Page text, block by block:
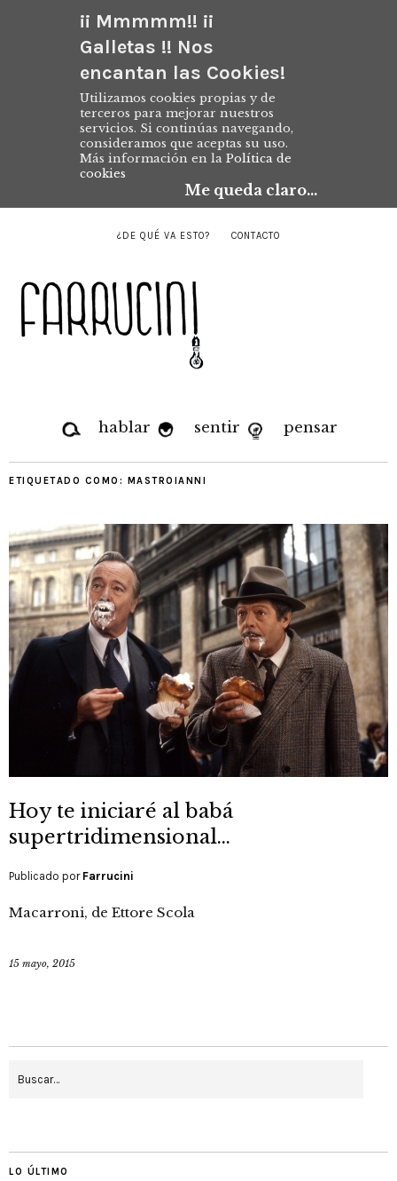
¡¡ Mmmmm!! ¡¡
Galletas !! Nos
encantan las Cookies!
Utilizamos cookies propias y de
terceros para mejorar nuestros
servicios. Si continúas navegando,
consideramos que aceptas su uso.
Más información en la Política de
cookies
Me queda claro...
¿DE QUÉ VA ESTO? CONTACTO
hablar sentir pensar
ETIQUETADO COMO: MASTROIANNI
Hoy te iniciaré al babá
supertridimensional…
Publicado por Farrucini
Macarroni, de Ettore Scola
15 mayo, 2015
LO ÚLTIMO